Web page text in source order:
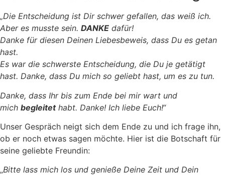
„Die Entscheidung ist Dir schwer gefallen, das weiß ich.
Aber es musste sein. DANKE dafür!
Danke für diesen Deinen Liebesbeweis, dass Du es getan
hast.
Es war die schwerste Entscheidung, die Du je getätigt
hast. Danke, dass Du mich so geliebt hast, um es zu tun.
Danke, dass Ihr bis zum Ende bei mir wart und
mich begleitethabt. Danke! Ich liebe Euch!“
Unser Gespräch neigt sich dem Ende zu und ich frage ihn,
ob er noch etwas sagen möchte. Hier ist die Botschaft für
seine geliebte Freundin:
„Bitte lass mich los und genieße Deine Zeit und Dein